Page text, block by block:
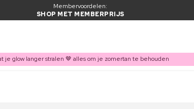
Membervoordelen:
SHOP MET MEMBERPRIJS
je glow langer stralen 🤎 alles om je zomertan te behouden